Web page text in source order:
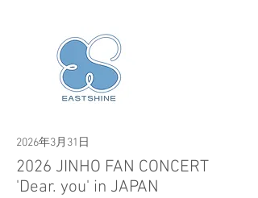
2026年3月31日
2026 JINHO FAN CONCERT
'Dear. you' in JAPAN